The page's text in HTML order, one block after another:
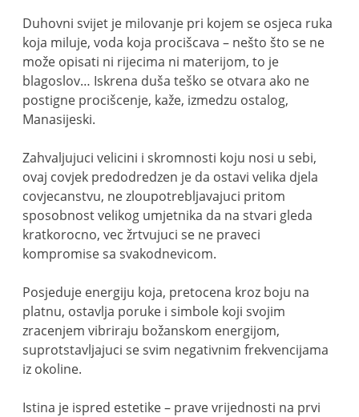
Duhovni svijet je milovanje pri kojem se osjeca ruka
koja miluje, voda koja procišcava – nešto što se ne
može opisati ni rijecima ni materijom, to je
blagoslov… Iskrena duša teško se otvara ako ne
postigne procišcenje, kaže, izmedzu ostalog,
Manasijeski.
Zahvaljujuci velicini i skromnosti koju nosi u sebi,
ovaj covjek predodredzen je da ostavi velika djela
covjecanstvu, ne zloupotrebljavajuci pritom
sposobnost velikog umjetnika da na stvari gleda
kratkorocno, vec žrtvujuci se ne praveci
kompromise sa svakodnevicom.
Posjeduje energiju koja, pretocena kroz boju na
platnu, ostavlja poruke i simbole koji svojim
zracenjem vibriraju božanskom energijom,
suprotstavljajuci se svim negativnim frekvencijama
iz okoline.
Istina je ispred estetike – prave vrijednosti na prvi